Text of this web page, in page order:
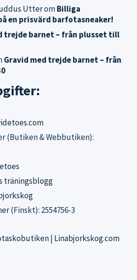
UtteromBilliga
en prisvärd barfotasneaker!
trejde barnet – från plusset till
Gravid med trejde barnet – från
(Butiken & Webbutiken):
träningsblogg
(Finskt): 2554756-3
| Linabjorkskog.com